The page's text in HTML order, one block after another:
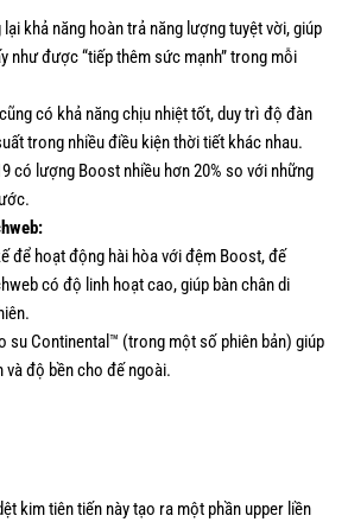
khả năng hoàn trả năng lượng tuyệt vời, giúp
như được “tiếp thêm sức mạnh” trong mỗi
có khả năng chịu nhiệt tốt, duy trì độ đàn
trong nhiều điều kiện thời tiết khác nhau.
có lượng Boost nhiều hơn 20% so với những
để hoạt động hài hòa với đệm Boost, đế
có độ linh hoạt cao, giúp bàn chân di
su Continental™ (trong một số phiên bản) giúp
và độ bền cho đế ngoài.
kim tiên tiến này tạo ra một phần upper liền